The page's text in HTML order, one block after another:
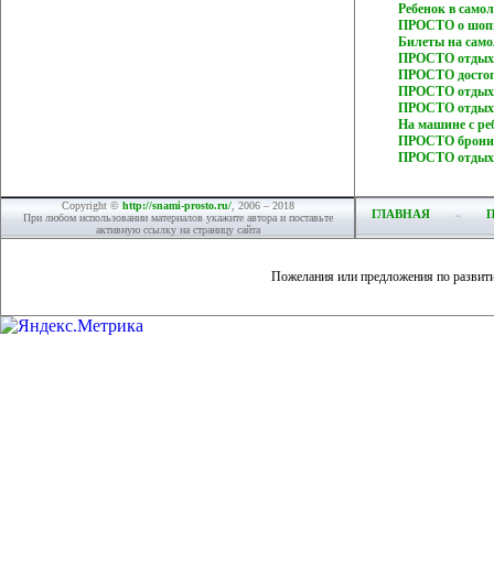
Ребенок в
ПРОСТО о
Билеты на
ПРОСТО отдых
ПРОСТО
ПРОСТО отдых
ПРОСТО отдых
На машине с
ПРОСТО
ПРОСТО
Copyright © http://snami-prosto.ru/, 2006 – 2018
При любом использовании материалов укажите автора и поставьте
активную ссылку на страницу сайта
ГЛАВНАЯ
Пожелания или предложения по